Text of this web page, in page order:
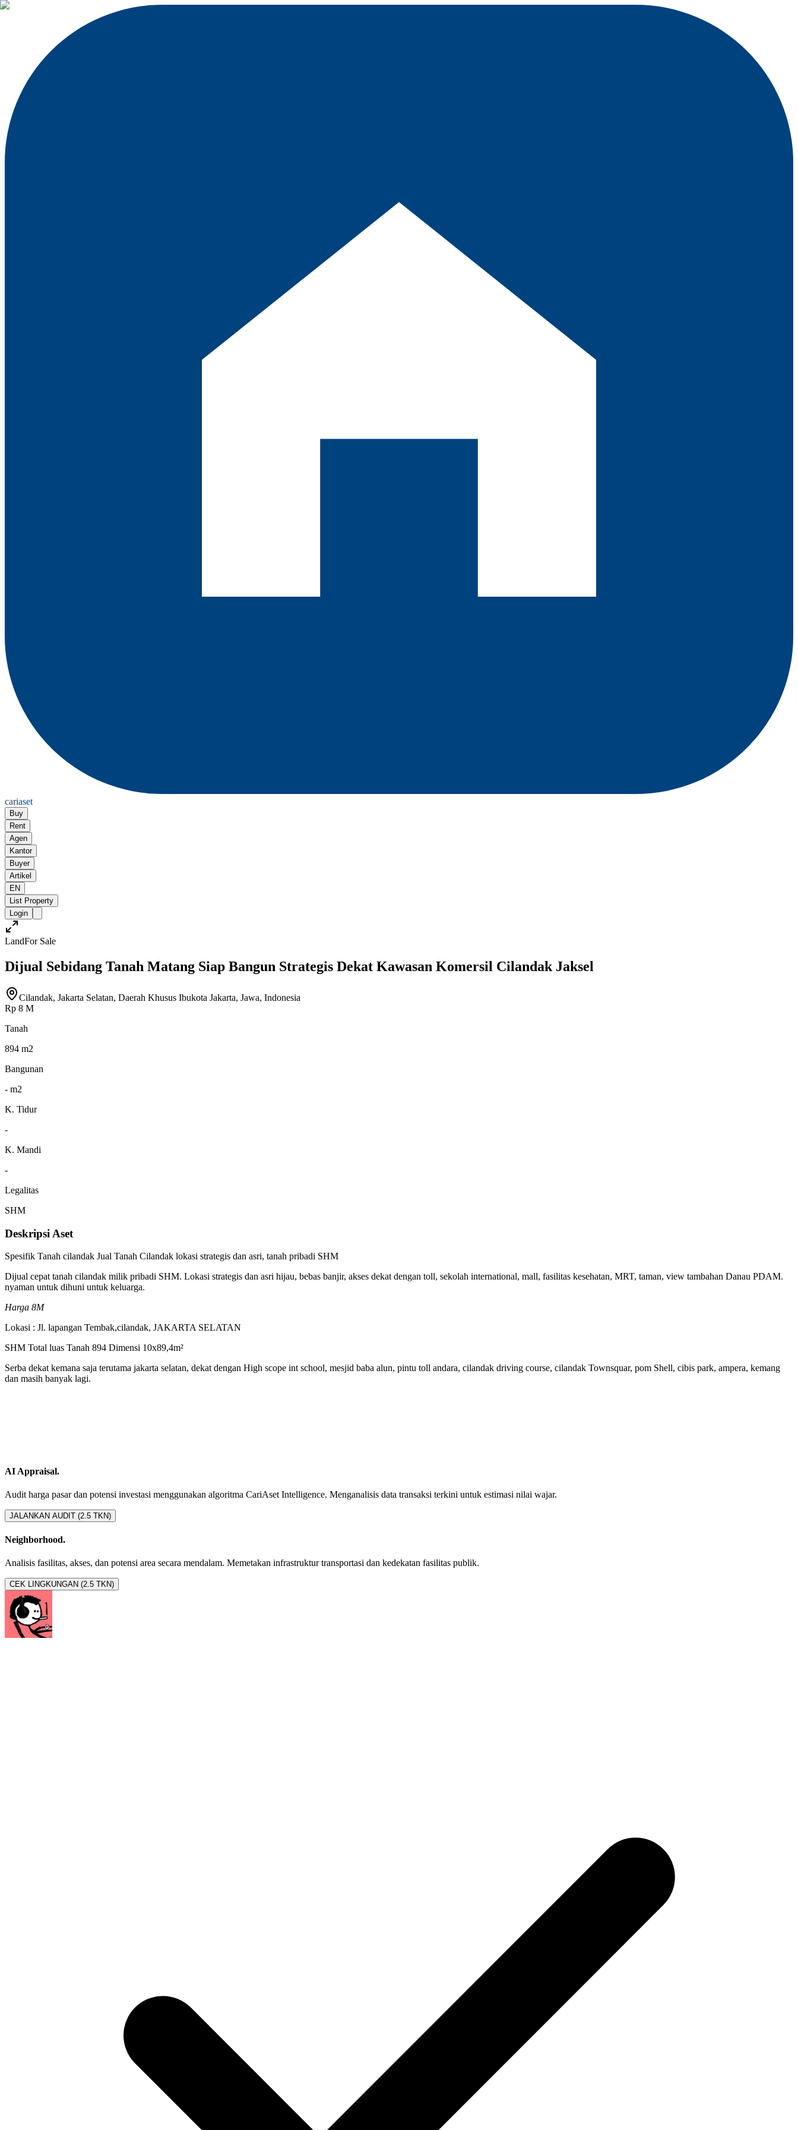
cariaset
Buy
Rent
Agen
Kantor
Buyer
Artikel
EN
List Property
Login
LandFor Sale
Dijual Sebidang Tanah Matang Siap Bangun Strategis Dekat Kawasan Komersil Cilandak Jaksel
Cilandak, Jakarta Selatan, Daerah Khusus Ibukota Jakarta, Jawa, Indonesia
Rp 8 M
Tanah
894 m2
Bangunan
- m2
K. Tidur
-
K. Mandi
-
Legalitas
SHM
Deskripsi Aset
Spesifik Tanah cilandak Jual Tanah Cilandak lokasi strategis dan asri, tanah pribadi SHM
Dijual cepat tanah cilandak milik pribadi SHM. Lokasi strategis dan asri hijau, bebas banjir, akses dekat dengan toll, sekolah international, mall, fasilitas kesehatan, MRT, taman, view tambahan Danau PDAM.
nyaman untuk dihuni untuk keluarga.
Harga 8M
Lokasi : Jl. lapangan Tembak,cilandak, JAKARTA SELATAN
SHM Total luas Tanah 894 Dimensi 10x89,4m²
Serba dekat kemana saja terutama jakarta selatan, dekat dengan High scope int school, mesjid baba alun, pintu toll andara, cilandak driving course, cilandak Townsquar, pom Shell, cibis park, ampera, kemang
dan masih banyak lagi.
AI Appraisal.
Audit harga pasar dan potensi investasi menggunakan algoritma CariAset Intelligence. Menganalisis data transaksi terkini untuk estimasi nilai wajar.
JALANKAN AUDIT (2.5 TKN)
Neighborhood.
Analisis fasilitas, akses, dan potensi area secara mendalam. Memetakan infrastruktur transportasi dan kedekatan fasilitas publik.
CEK LINGKUNGAN (2.5 TKN)